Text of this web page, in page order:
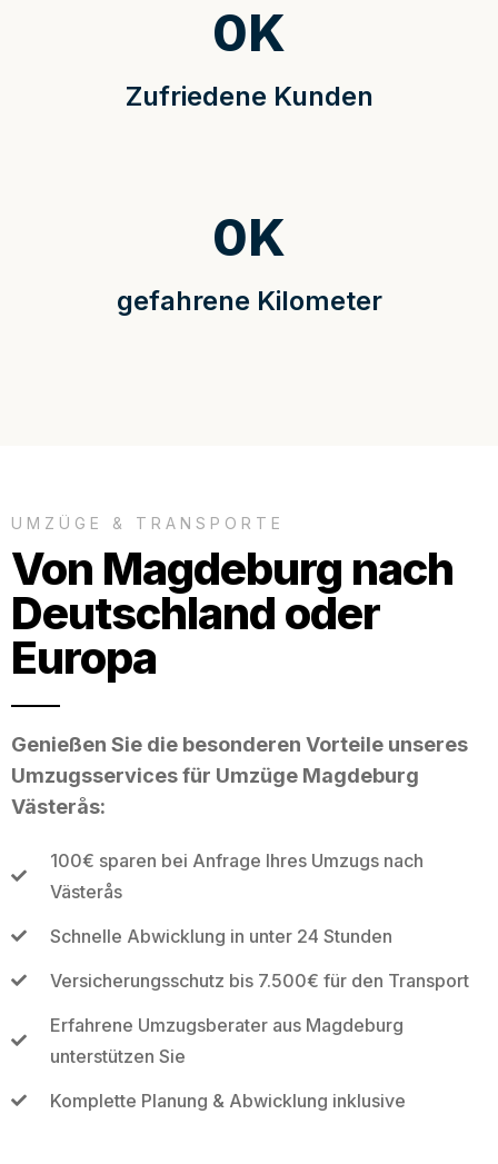
Zufriedene Kunden
0K
gefahrene Kilometer
0K
UMZÜGE & TRANSPORTE
Von Magdeburg nach
Deutschland oder
Europa
Genießen Sie die besonderen Vorteile unseres
Umzugsservices für Umzüge Magdeburg
Västerås:
100€ sparen bei Anfrage Ihres Umzugs nach
Västerås
Schnelle Abwicklung in unter 24 Stunden
Versicherungsschutz bis 7.500€ für den Transport
Erfahrene Umzugsberater aus Magdeburg
unterstützen Sie
Komplette Planung & Abwicklung inklusive